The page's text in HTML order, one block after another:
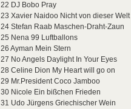
22 DJ Bobo Pray
23 Xavier Naidoo Nicht von dieser Welt
24 Stefan Raab Maschen-Draht-Zaun
25 Nena 99 Luftballons
26 Ayman Mein Stern
27 No Angels Daylight In Your Eyes
28 Celine Dion My Heart will go on
29 Mr.President Coco Jamboo
30 Nicole Ein bißchen Frieden
31 Udo Jürgens Griechischer Wein